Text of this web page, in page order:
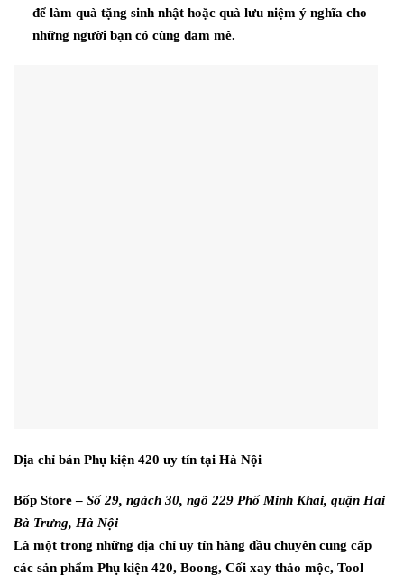
để làm quà tặng sinh nhật hoặc quà lưu niệm ý nghĩa cho
những người bạn có cùng đam mê.
Địa chỉ bán Phụ kiện 420 uy tín tại Hà Nội
Bốp Store – Số 29, ngách 30, ngõ 229 Phố Minh Khai, quận Hai
Bà Trưng, Hà Nội
Là một trong những địa chỉ uy tín hàng đầu chuyên cung cấp
các sản phẩm Phụ kiện 420, Boong, Cối xay thảo mộc, Tool